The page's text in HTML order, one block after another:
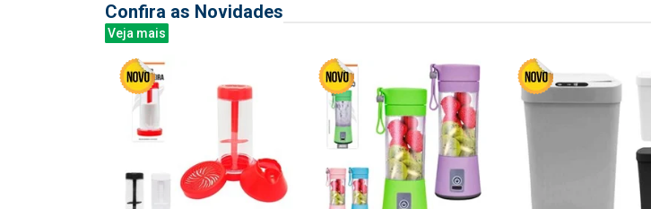
Confira as Novidades
Veja mais